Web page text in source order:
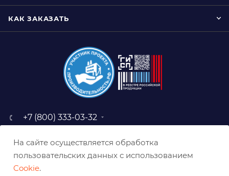
КАК ЗАКАЗАТЬ
+7 (800) 333-03-32
baz@belabraziv.ru
308009, Россия, г. Белгород,
На сайте осуществляется обработка
пользовательских данных с использованием
Cookie.